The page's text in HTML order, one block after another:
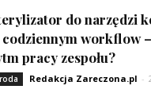
do narzędzi
workflow
pracy zespołu?
Redakcja Zareczona.pl -